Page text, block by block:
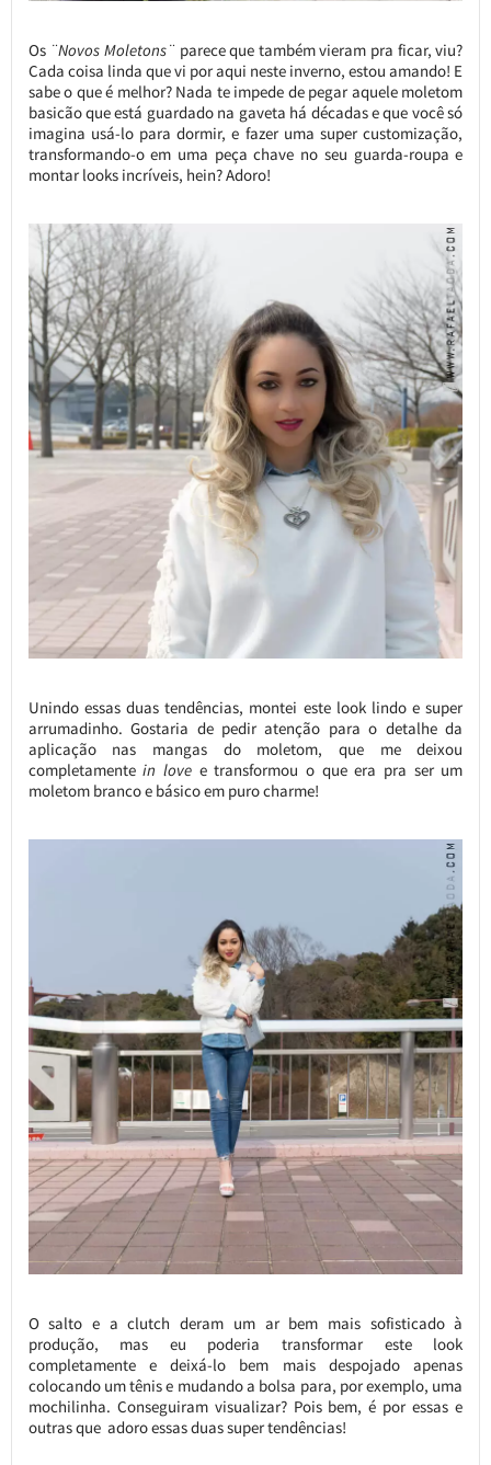
Os ¨Novos Moletons¨ parece que também vieram pra ficar, viu?
Cada coisa linda que vi por aqui neste inverno, estou amando! E
sabe o que é melhor? Nada te impede de pegar aquele moletom
basicão que está guardado na gaveta há décadas e que você só
imagina usá-lo para dormir, e fazer uma super customização,
transformando-o em uma peça chave no seu guarda-roupa e
montar looks incríveis, hein? Adoro!
Unindo essas duas tendências, montei este look lindo e super
arrumadinho. Gostaria de pedir atenção para o detalhe da
aplicação nas mangas do moletom, que me deixou
completamentein lovee transformou o que era pra ser um
moletom branco e básico em puro charme!
O salto e a clutch deram um ar bem mais sofisticado à
produção, mas eu poderia transformar este look
completamente e deixá-lo bem mais despojado apenas
colocando um tênis e mudando a bolsa para, por exemplo, uma
mochilinha. Conseguiram visualizar? Pois bem, é por essas e
outras que adoro essas duas super tendências!